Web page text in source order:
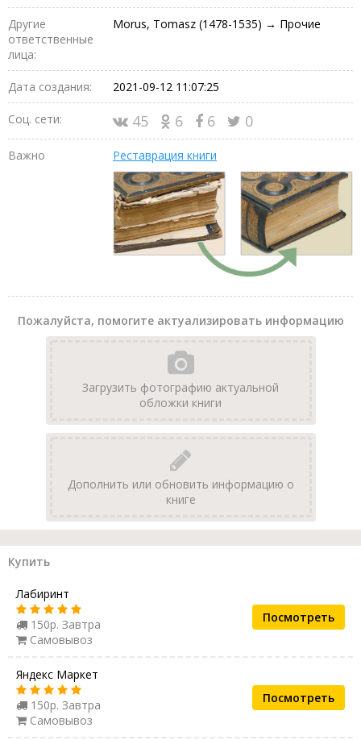
Другие
ответственные
лица:
Morus, Tomasz (1478-1535) → Прочие
Дата создания: 2021-09-12 11:07:25
Соц. сети: 45 6 6 0
Важно Реставрация книги
Пожалуйста, помогите актуализировать информацию
Загрузить фотографию актуальной
обложки книги
Дополнить или обновить информацию о
книге
Купить
Лабиринт
150р. Завтра
Самовывоз
Посмотреть
Яндекс Маркет
150р. Завтра
Самовывоз
Посмотреть